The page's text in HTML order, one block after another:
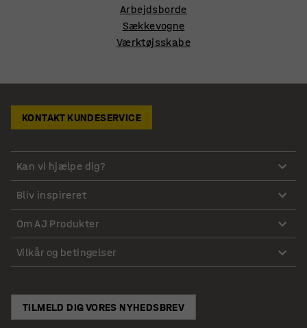
Arbejdsborde
Sækkevogne
Værktøjsskabe
KONTAKT KUNDESERVICE
Kan vi hjælpe dig?
Bliv inspireret
Om AJ Produkter
Vilkår og betingelser
TILMELD DIG VORES NYHEDSBREV